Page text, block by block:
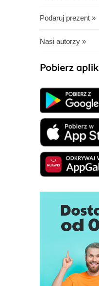
Podaruj prezent »
Nasi autorzy »
Pobierz